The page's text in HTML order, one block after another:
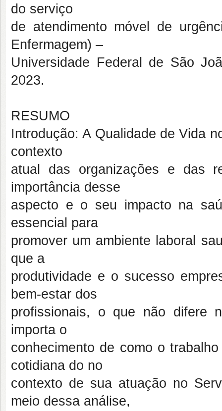
do serviço
de atendimento móvel de
Enfermagem) –
Universidade Federal de São
2023.
RESUMO
Introdução: A Qualidade de Vida
contexto
atual das organizações e das
importância desse
aspecto e o seu impacto na
essencial para
promover um ambiente laboral
que a
produtividade e o sucesso
bem-estar dos
profissionais, o que não difere
importa o
conhecimento de como o
cotidiana do no
contexto de sua atuação no
meio dessa análise,